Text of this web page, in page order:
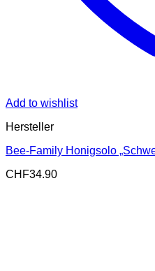
Add to wishlist
Hersteller
Bee-Family Honigsolo
CHF34.90